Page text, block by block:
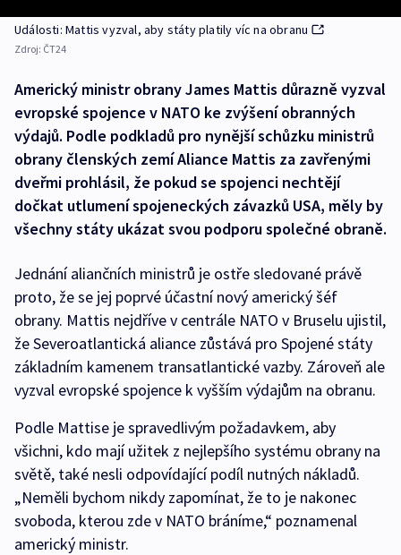
Události: Mattis vyzval, aby státy platily víc na obranu
Zdroj: ČT24
Americký ministr obrany James Mattis důrazně vyzval
evropské spojence v NATO ke zvýšení obranných
výdajů. Podle podkladů pro nynější schůzku ministrů
obrany členských zemí Aliance Mattis za zavřenými
dveřmi prohlásil, že pokud se spojenci nechtějí
dočkat utlumení spojeneckých závazků USA, měly by
všechny státy ukázat svou podporu společné obraně.
Jednání aliančních ministrů je ostře sledované právě
proto, že se jej poprvé účastní nový americký šéf
obrany. Mattis nejdříve v centrále NATO v Bruselu ujistil,
že Severoatlantická aliance zůstává pro Spojené státy
základním kamenem transatlantické vazby. Zároveň ale
vyzval evropské spojence k vyšším výdajům na obranu.
Podle Mattise je spravedlivým požadavkem, aby
všichni, kdo mají užitek z nejlepšího systému obrany na
světě, také nesli odpovídající podíl nutných nákladů.
„Neměli bychom nikdy zapomínat, že to je nakonec
svoboda, kterou zde v NATO bráníme,“ poznamenal
americký ministr.